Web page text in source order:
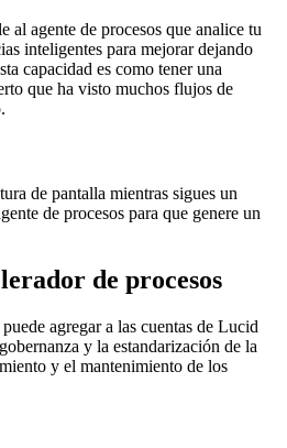
al agente de procesos que analice tu
inteligentes para mejorar dejando
capacidad es como tener una
que ha visto muchos flujos de
de pantalla mientras sigues un
de procesos para que genere un
de procesos
puede agregar a las cuentas de Lucid
y la estandarización de la
y el mantenimiento de los